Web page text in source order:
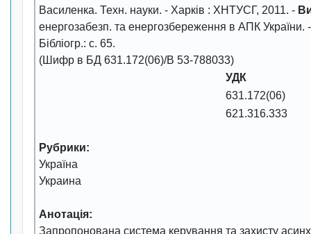
Василенка. Техн. науки. - Харків : ХНТУСГ, 2011. -
енергозабезп. та енергозбереження в АПК України.
Бібліогр.: с. 65.
(Шифр в БД 631.172(06)/В 53-788033)
УДК
631.172(06)
621.316.333
Рубрики:
Україна
Украина
Анотація:
Запропонована система керування та захисту